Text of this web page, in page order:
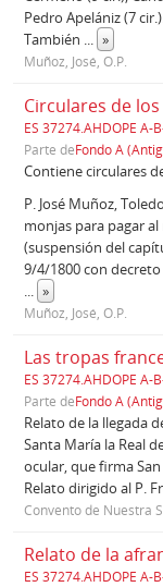
Pedro Apelániz (7
También ... »
Muñoz, José, O.P.
ES 37274.AHDOPE A-
Parte deFondo A
Contiene circulares
P. José Muñoz,
monjas para pagar al
(suspensión del
9/4/1800 con decreto
... »
Muñoz, José, O.P.
ES 37274.AHDOPE A-
Parte deFondo A
Relato de la llegada
Santa María la Real
ocular, que firma San
Relato dirigido al P.
Convento de Nuestra
ES 37274.AHDOPE A-